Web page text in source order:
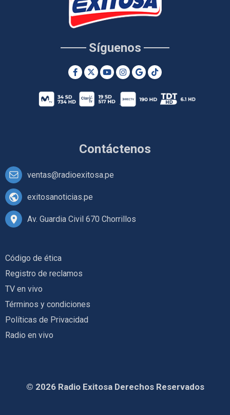
Contáctenos
ventas@radioexitosa.pe
exitosanoticias.pe
Av. Guardia Civil 670 Chorrillos
Síguenos
Código de ética
Registro de reclamos
TV en vivo
Términos y condiciones
Políticas de Privacidad
Radio en vivo
© 2026 Radio Exitosa Derechos Reservados